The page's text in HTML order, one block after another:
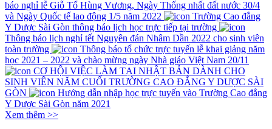
báo nghỉ lễ Giỗ Tổ Hùng Vương, Ngày Thống nhất đất nước 30/4
và Ngày Quốc tế lao động 1/5 năm 2022
Trường Cao đẳng
Y Dược Sài Gòn thông báo lịch học trực tiếp tại trường
Thông báo lịch nghỉ tết Nguyên đán Nhâm Dần 2022 cho sinh viên
toàn trường
Thông báo tổ chức trực tuyến lễ khai giảng năm
học 2021 – 2022 và chào mừng ngày Nhà giáo Việt Nam 20/11
CƠ HỘI VIỆC LÀM TẠI NHẬT BẢN DÀNH CHO
SINH VIÊN NĂM CUỐI TRƯỜNG CAO ĐẲNG Y DƯỢC SÀI
GÒN
Hướng dẫn nhập học trực tuyến vào Trường Cao đẳng
Y Dược Sài Gòn năm 2021
Xem thêm >>